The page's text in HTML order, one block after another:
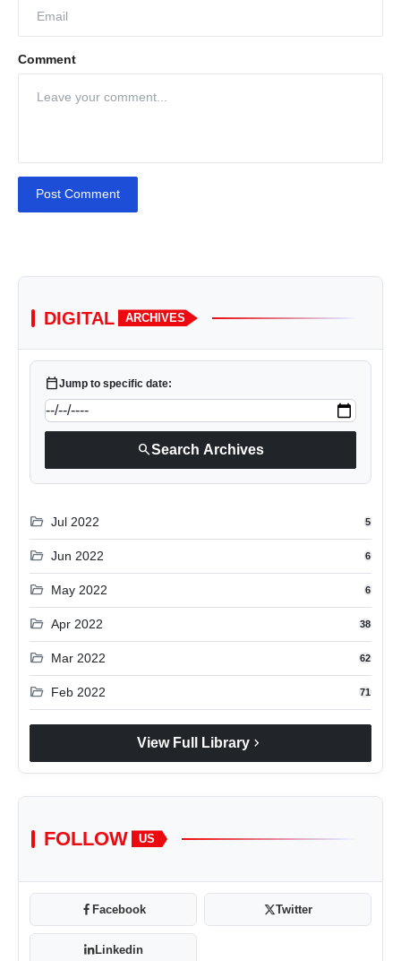
Comment
Post Comment
DIGITAL ARCHIVES
calendar_todayJump to specific date:
searchSearch Archives
folder_open Jul 2022 5
folder_open Jun 2022 6
folder_open May 2022 6
folder_open Apr 2022 38
folder_open Mar 2022 62
folder_open Feb 2022 71
View Full Library chevron_right
FOLLOW US
Facebook Twitter
Linkedin